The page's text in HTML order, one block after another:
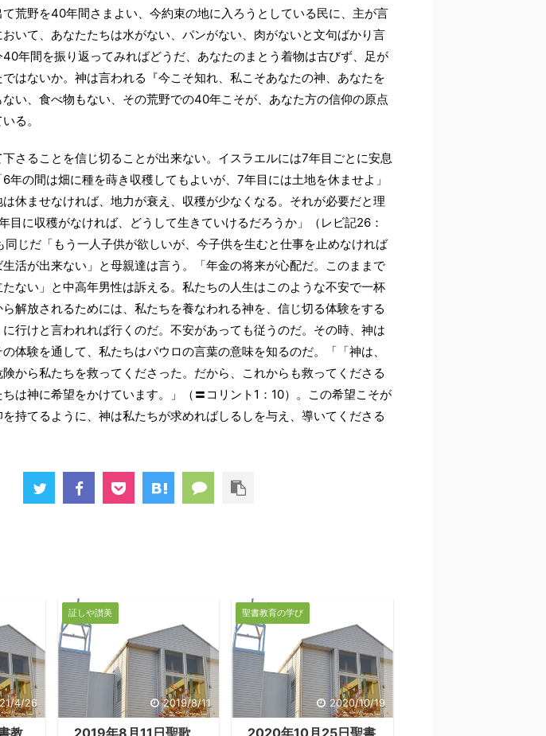
て荒野を40年間さまよい、今約束の地に入ろうとしている民に、主が言
いて、あなたたちは水がない、パンがない、肉がないと文句ばかり言
年間を振り返ってみればどうだ、あなたのまとう着物は古びず、足が
はないか。神は言われる『今こそ知れ、私こそあなたの神、あなたを
い、食べ物もない、その荒野での40年こそが、あなた方の信仰の原点
る。
下さることを信じ切ることが出来ない。イスラエルには7年目ごとに安息
年の間は畑に種を蒔き収穫してもよいが、7年目には土地を休ませよ」
休ませなければ、地力が衰え、収穫が少なくなる。それが必要だと理
目に収穫がなければ、どうして生きていけるだろうか」（レビ記26：
同じだ「もう一人子供が欲しいが、今子供を生むと仕事を止めなければ
活が出来ない」と母親達は言う。「年金の将来が心配だ。このままで
ない」と中高年男性は訴える。私たちの人生はこのような不安で一杯
解放されるためには、私たちを養なわれる神を、信じ切る体験をする
行けと言われれば行くのだ。不安があっても従うのだ。その時、神は
体験を通して、私たちはパウロの言葉の意味を知るのだ。「「神は、
から私たちを救ってくださった。だから、これからも救ってくださる
は神に希望をかけています。」（〓コリント1：10）。この希望こそが
持てるように、神は私たちが求めればしるしを与え、導いてくださる
4/26
証しや讃美
2019/8/11
聖書教育の学び
2020/10/19